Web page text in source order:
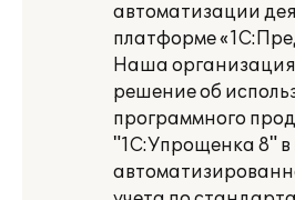
автоматизации
платформе
Наша
решение об
программного
"1С:Упрощенка 8" в